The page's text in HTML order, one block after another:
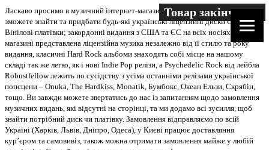
Ласкаво просимо в музичний інтернет-магазин “Два меломани”. У нас Ви
зможете знайти та придбати будь-які українські ліцензійні диски CD, DVD,
Вінілові платівки; закордонні видання з США та ЄС на всіх носіях. В
магазині представлена ліцензійна музика незалежно від її стилю та року
видання, класичні Hard Rock альбоми знаходять собі місце на нашому
складі так же легко, як і нові Indie Pop релізи, а Psychedelic Rock від лейбла
Robustfellow лежить по сусідству з усіма останніми релізами української
попсцени – Onuka, The Hardkiss, Monatik, Бумбокс, Океан Ельзи, Скрябін,
тощо. Ви завжди можете звертатись до нас із запитанням щодо замовлення
музичних видань, які відсутні на сторінці, та ми додамо всі зусилля, щоб
знайти потрібний диск чи платівку. Замовлення відправляємо по всій
Україні (Харків, Львів, Дніпро, Одеса), у Києві працює доставляння
кур’єром та самовивіз, також можна отримати замовлення майже у любій
Товар закінчився
Товар закінчився
Товар закінчився
Товар закінчився
Товар закінчився
Товар закінчився